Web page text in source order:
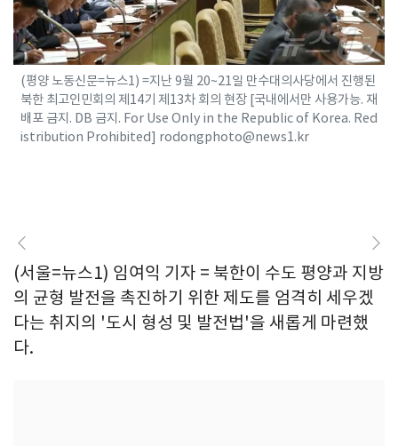
(평양 노동신문=뉴스1) =지난 9월 20~21일 만수대의사당에서 진행된
북한 최고인민회의 제14기 제13차 회의 현장 [국내에서만 사용가능. 재
배포 금지. DB 금지. For Use Only in the Republic of Korea. Red
istribution Prohibited] rodongphoto@news1.kr
(서울=뉴스1) 임여익 기자 = 북한이 수도 평양과 지방
의 균형 발전을 촉진하기 위한 제도를 엄격히 세우겠
다는 취지의 '도시 형성 및 발전법'을 새롭게 마련했
다.